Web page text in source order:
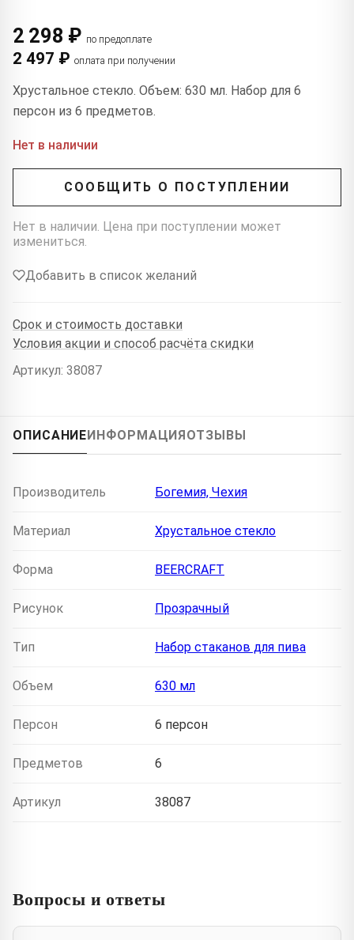
2 298 ₽ по предоплате
2 497 ₽ оплата при получении
Хрустальное стекло. Объем: 630 мл. Набор для 6
персон из 6 предметов.
Нет в наличии
СООБЩИТЬ О ПОСТУПЛЕНИИ
Нет в наличии. Цена при поступлении может
измениться.
Добавить в список желаний
Срок и стоимость доставки
Условия акции и способ расчёта скидки
Артикул: 38087
ОПИСАНИЕИНФОРМАЦИЯОТЗЫВЫ
Производитель Богемия, Чехия
Материал Хрустальное стекло
Форма BEERCRAFT
Рисунок Прозрачный
Тип Набор стаканов для пива
Объем 630 мл
Персон 6 персон
Предметов 6
Артикул 38087
Вопросы и ответы